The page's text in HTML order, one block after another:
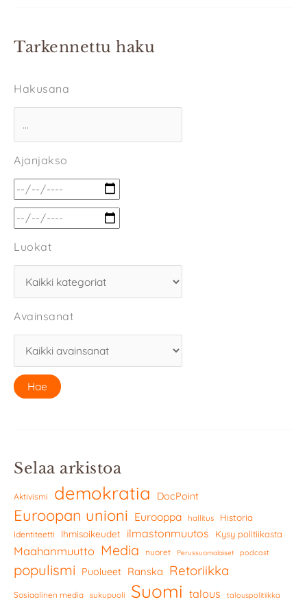
Tarkennettu haku
Hakusana
Ajanjakso
Luokat
Avainsanat
Selaa arkistoa
Aktivismi demokratia DocPoint
Euroopan unioni Eurooppa hallitus Historia
Identiteetti Ihmisoikeudet ilmastonmuutos Kysy politiikasta
Maahanmuutto Media nuoret Perussuomalaiset podcast
populismi Puolueet Ranska Retoriikka
Sosiaalinen media sukupuoli Suomi talous talouspolitiikka